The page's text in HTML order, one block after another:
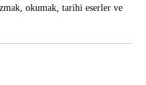
okumak, tarihi eserler ve